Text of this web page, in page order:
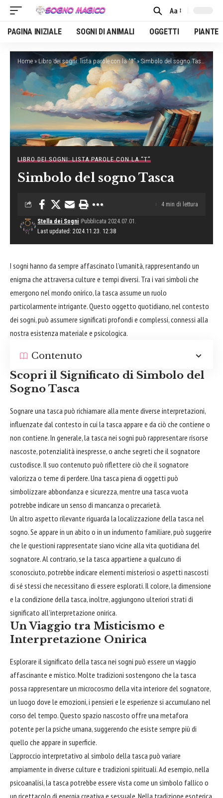
Font
Resizer
Aa
PAGINA INIZIALE SOGNI DI ANIMALI OGGETTI PIANTE
Home »Libro dei sogni: lista parole con la “T”»Simbolo del sogno Tasca
LIBRO DEI SOGNI: LISTA PAROLE CON LA “T”
Simbolo del sogno Tasca
Last updated: 2024.11.23. 12:38
Stella dei Sogni Pubblicata 2024.07.01.
4 min di lettura
I sogni hanno da sempre affascinato l’umanità, rappresentando un
enigma che attraversa culture e tempi diversi. Tra i vari simboli che
emergono nel mondo onirico, la tasca assume un ruolo
particolarmente intrigante. Questo oggetto quotidiano, nel contesto
dei sogni, può assumere significati profondi e complessi, connessi alla
nostra esistenza materiale e psicologica.
Contenuto
Scopri il Significato di Simbolo del
Sogno Tasca
Sognare una tasca può richiamare alla mente diverse interpretazioni,
influenzate dal contesto in cui la tasca appare e da ciò che contiene o
non contiene. In generale, la tasca nei sogni può rappresentare risorse
nascoste, potenzialità inespresse, o anche segreti che il sognatore
custodisce. Il suo contenuto può riflettere ciò che il sognatore
valorizza o teme di perdere. Una tasca piena di oggetti può
simbolizzare abbondanza e sicurezza, mentre una tasca vuota
potrebbe indicare un senso di mancanza o precarietà.
Un altro aspetto rilevante riguarda la localizzazione della tasca nel
sogno. Se appare in un abito o in un indumento familiare, può suggerire
che le questioni rappresentate siano vicine alla vita quotidiana del
sognatore. Al contrario, se la tasca appartiene a qualcuno di
sconosciuto, potrebbe indicare elementi misteriosi o aspetti nascosti
di sé stessi che necessitano di essere esplorati. Il colore, la dimensione
e la condizione della tasca, inoltre, aggiungono ulteriori strati di
significato all’interpretazione onirica.
Un Viaggio tra Misticismo e
Interpretazione Onirica
Esplorare il significato della tasca nei sogni può essere un viaggio
affascinante e mistico. Molte tradizioni sostengono che la tasca
possa rappresentare un microcosmo della vita interiore del sognatore,
un luogo dove le emozioni, i pensieri e le esperienze si accumulano nel
corso del tempo. Questo spazio nascosto offre una metafora
potente per la psiche umana, suggerendo che esiste sempre più di
quello che appare in superficie.
L’approccio interpretativo al simbolo della tasca può variare
ampiamente in diverse culture e tradizioni spirituali. Ad esempio, nella
psicoanalisi, la tasca potrebbe essere vista come un simbolo fallico o
un ricettacolo di energia creativa e sessuale. Nella tradizione esoterica,